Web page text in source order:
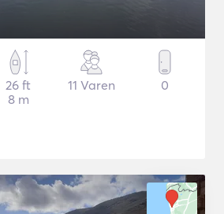
26 ft
8 m
11 Varen 0